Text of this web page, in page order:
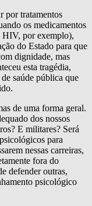
por tratamentos
os medicamentos
HIV, por exemplo),
do Estado para que
dignidade, mas
esta tragédia,
saúde pública que
de uma forma geral.
dos nossos
E militares? Será
para
nessas carreiras,
fora do
defender outras,
psicológico